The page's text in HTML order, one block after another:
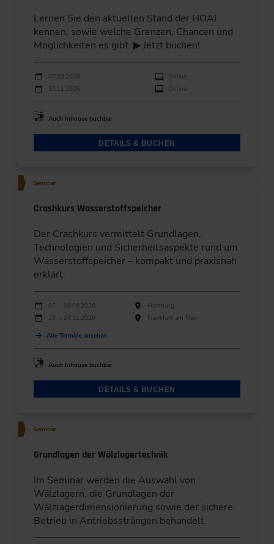
Lernen Sie den aktuellen Stand der HOAI
kennen, sowie welche Grenzen, Chancen und
Möglichkeiten es gibt. ▶ Jetzt buchen!
Durchführungen
Veranstaltungsdatum
07.09.2026
Online
30.11.2026
Online
Auch Inhouse buchbar
DETAILS & BUCHEN
Seminar
Crashkurs Wasserstoffspeicher
Der Crashkurs vermittelt Grundlagen,
Technologien und Sicherheitsaspekte rund um
Wasserstoffspeicher – kompakt und praxisnah
erklärt.
Durchführungen
Veranstaltungsdatum Veranstaltungsort
07. – 08.09.2026
Hamburg
23. – 24.11.2026
Frankfurt am Main
Alle Termine ansehen
Auch Inhouse buchbar
DETAILS & BUCHEN
Seminar
Grundlagen der Wälzlagertechnik
Im Seminar werden die Auswahl von
Wälzlagern, die Grundlagen der
Wälzlagerdimensionierung sowie der sichere
Betrieb in Antriebssträngen behandelt.